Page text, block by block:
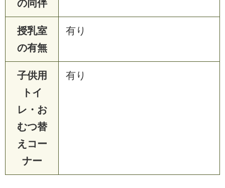
の同伴
授乳室
の有無
有り
子供用
トイ
レ・お
むつ替
えコー
ナー
有り